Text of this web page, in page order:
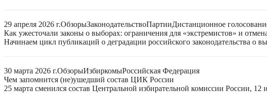
29 апреля 2026 г.ОбзорыЗаконодательствоПартииДистанционное
Как ужесточали законы о выборах: ограничения для «экстремистов» и
Начинаем цикл публикаций о деградации российского законодательства о
30 марта 2026 г.ОбзорыИзбиркомыРоссийская Федерация
Чем запомнится (не)ушедший состав ЦИК России
25 марта сменился состав Центральной избирательной комиссии России,